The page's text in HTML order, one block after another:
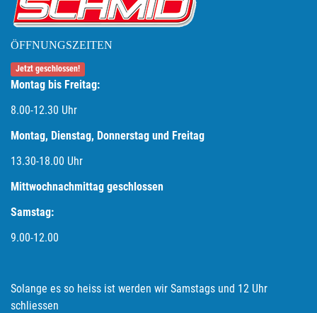
ÖFFNUNGSZEITEN
Jetzt geschlossen!
Montag bis Freitag:
8.00-12.30 Uhr
Montag, Dienstag, Donnerstag und Freitag
13.30-18.00 Uhr
Mittwochnachmittag geschlossen
Samstag:
9.00-12.00
Solange es so heiss ist werden wir Samstags und 12 Uhr
schliessen